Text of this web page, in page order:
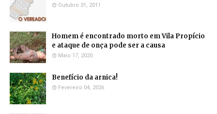
Outubro 31, 2011
Homem é encontrado morto em Vila Propício
e ataque de onça pode ser a causa
Maio 17, 2020
Benefício da arnica!
Fevereiro 04, 2026